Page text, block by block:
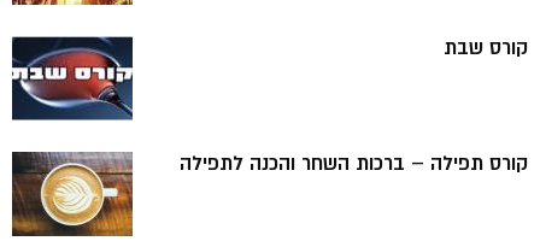
קורס שבת
קורס תפילה – ברכות השחר והכנה לתפילה